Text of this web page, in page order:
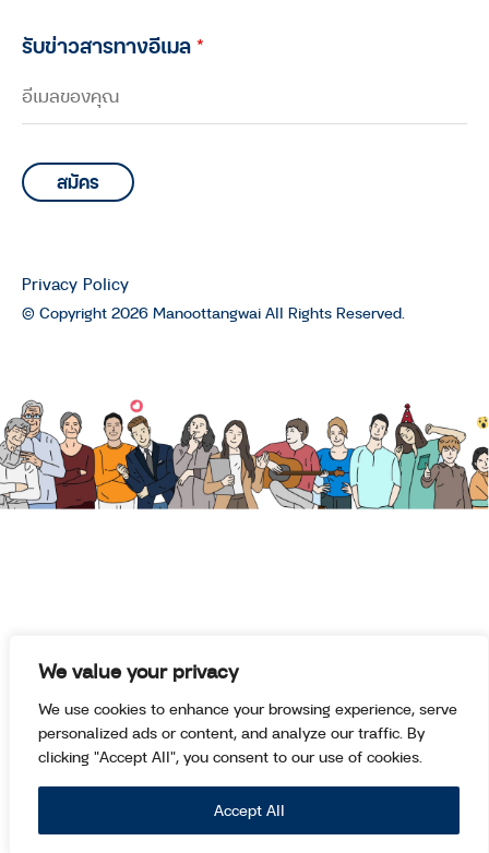
We value your privacy
We use cookies to enhance your browsing experience, serve
personalized ads or content, and analyze our traffic. By
clicking "Accept All", you consent to our use of cookies.
Accept All
วิ่ง”
มนุษย์ต่างวัย Talk กับ ประสาน อิง
64 ฤดูชีวิตของมาโนช พุฒตาล
คนันท์ EP.2 : คุยกับ นพ.ฉันชาย สิทธิ
พันธุ์ เรื่องการดูแลผู้ป่วยระยะสุดท้าย
และการุณยฆาตในไทย
มนุษย์ต่างวัย TALK
นโยบายผู้สูงอายุของพรรค
ประชาธิปัตย์จะเป็นจริงแค่ไหน?
มนุษย์ต่างวัย TALK
ชาติพัฒนากล้า แจกเงินผู้สูงอายุ
50,000 เพื่อปรับปรุงบ้าน
รับข่าวสารทางอีเมล*
© Copyright 2026 Manoottangwai All Rights Reserved.
Privacy Policy